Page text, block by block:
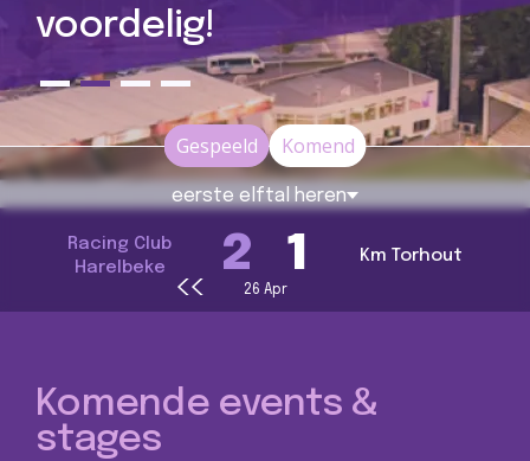
bestuur
Gespeeld Komend
eerste elftal heren
Racing Club
Harelbeke
2 1 Km Torhout
26 Apr
Paginering
Volgende
‹‹
Komende events &
stages